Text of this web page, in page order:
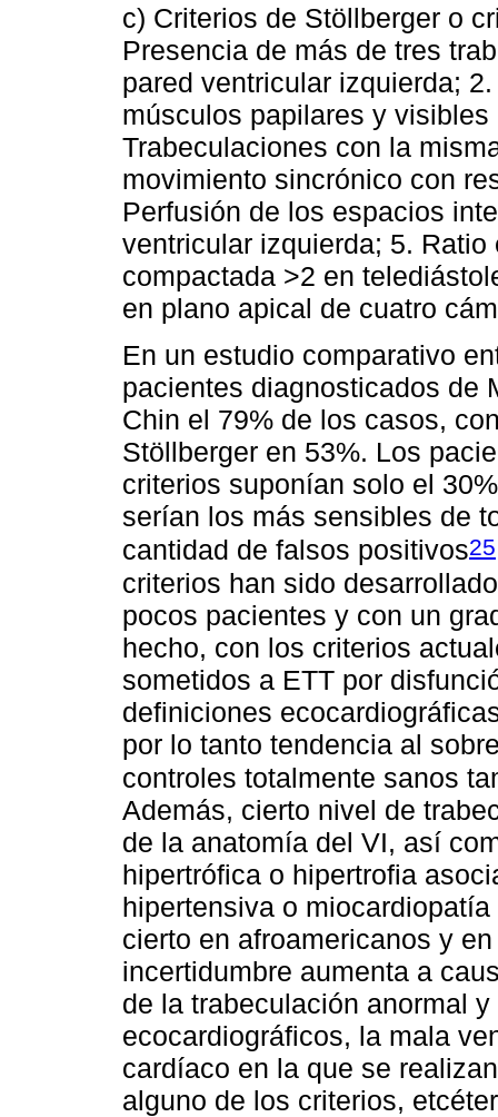
c) Criterios de Stöllberger o
Presencia de más de tres
pared ventricular izquierda;
músculos papilares y
Trabeculaciones con la
movimiento sincrónico con
Perfusión de los espacios
ventricular izquierda; 5.
compactada >2 en
en plano apical de cuatro
En un estudio comparativo
pacientes diagnosticados de
Chin el 79% de los casos,
Stöllberger en 53%. Los
criterios suponían solo el
serían los más sensibles de
cantidad de falsos positivos25
criterios han sido
pocos pacientes y con un
hecho, con los criterios
sometidos a ETT por
definiciones
por lo tanto tendencia al
controles totalmente sanos
Además, cierto nivel de
de la anatomía del VI, así
hipertrófica o hipertrofia
hipertensiva o
cierto en afroamericanos y
incertidumbre aumenta a
de la trabeculación anormal
ecocardiográficos, la mala
cardíaco en la que se
alguno de los criterios,